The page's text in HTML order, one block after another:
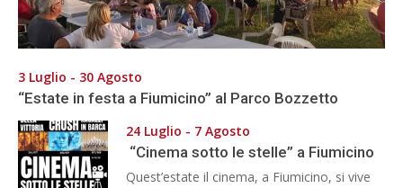
3 Luglio - 30 Agosto
“Estate in festa a Fiumicino” al Parco Bozzetto
24 Luglio - 7 Agosto
“Cinema sotto le stelle” a Fiumicino
Quest’estate il cinema, a Fiumicino, si vive